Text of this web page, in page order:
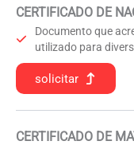
CERTIFICADO DE
Documento que
utilizado para
solicitar
CERTIFICADO DE